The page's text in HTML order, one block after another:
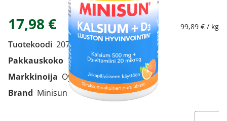
17,98 € 99,89 € / kg
Tuotekoodi 2076602
Pakkauskoko 100 purutabl
Markkinoija Oy Verman Ab
Brand Minisun